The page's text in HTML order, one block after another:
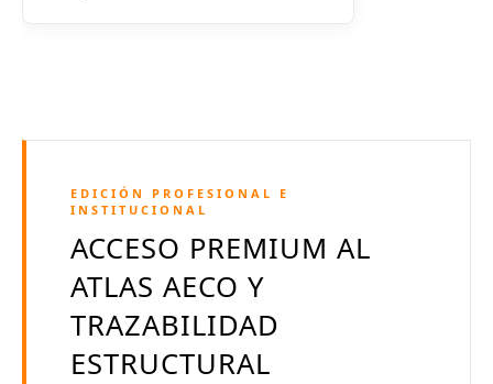
Richard Meier
Aldo Rossi
Toyo Ito
Jacques Herzog
Rem Koolhaas
EDICIÓN PROFESIONAL E
INSTITUCIONAL
ACCESO PREMIUM AL
ATLAS AECO Y
TRAZABILIDAD
ESTRUCTURAL